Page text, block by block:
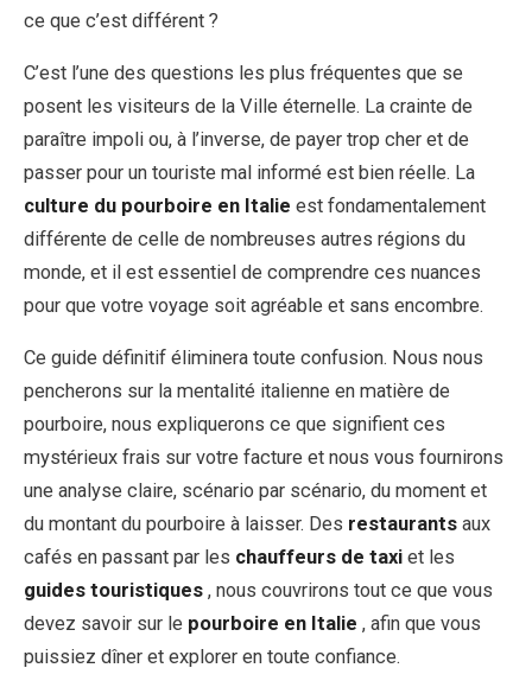
ce que c’est différent ?
C’est l’une des questions les plus fréquentes que se
posent les visiteurs de la Ville éternelle. La crainte de
paraître impoli ou, à l’inverse, de payer trop cher et de
passer pour un touriste mal informé est bien réelle. La
culture du pourboire en Italie est fondamentalement
différente de celle de nombreuses autres régions du
monde, et il est essentiel de comprendre ces nuances
pour que votre voyage soit agréable et sans encombre.
Ce guide définitif éliminera toute confusion. Nous nous
pencherons sur la mentalité italienne en matière de
pourboire, nous expliquerons ce que signifient ces
mystérieux frais sur votre facture et nous vous fournirons
une analyse claire, scénario par scénario, du moment et
du montant du pourboire à laisser. Des restaurants aux
cafés en passant par les chauffeurs de taxi et les
guides touristiques , nous couvrirons tout ce que vous
devez savoir sur le pourboire en Italie , afin que vous
puissiez dîner et explorer en toute confiance.